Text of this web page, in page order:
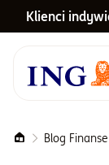
Klienci
Menu główne
Notowania
Blog